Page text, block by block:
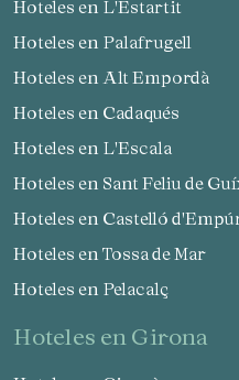
Hoteles en L'Estartit
Hoteles en Palafrugell
Hoteles en Alt Empordà
Hoteles en Cadaqués
Hoteles en L'Escala
Hoteles en Sant Feliu de
Hoteles en Castelló
Hoteles en Tossa de Mar
Hoteles en Pelacalç
hoteles en Girona